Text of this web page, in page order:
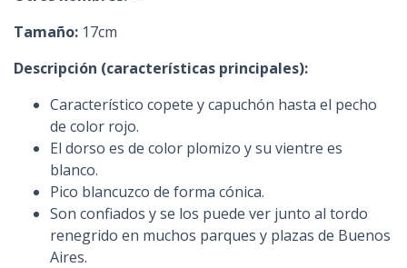
Tamaño: 17cm
Descripción (características principales):
Característico copete y capuchón hasta el pecho
de color rojo.
El dorso es de color plomizo y su vientre es
blanco.
Pico blancuzco de forma cónica.
Son confiados y se los puede ver junto al tordo
renegrido en muchos parques y plazas de Buenos
Aires.